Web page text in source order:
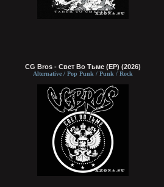
CG Bros - Свет Во Тьме (EP) (2026)
Alternative / Pop Punk / Punk / Rock